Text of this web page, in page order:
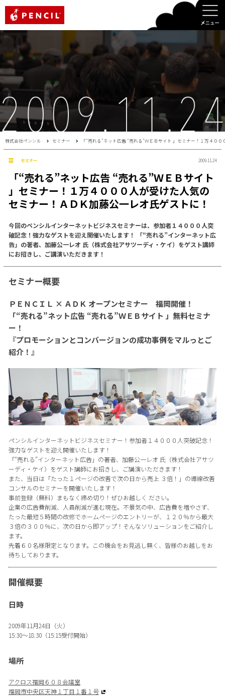
株式会社ペンシル セミナー 「“売れる”ネット広告 “売れる”ＷＥＢサイト 」セミナー！１万４０
セミナー 2009.11.24
「“売れる”ネット広告 “売れる”ＷＥＢサイト
」セミナー！１万４０００人が受けた人気の
セミナー！ＡＤＫ加藤公一レオ氏ゲストに！
今回のペンシルインターネットビジネスセミナーは、参加者１４０００人突
破記念！強力なゲストを迎え開催いたします！ 「“売れる”インターネット広
告」の著者、加藤公一レオ 氏（株式会社アサツーディ・ケイ）をゲスト講師
にお招きし、ご講演いただきます！
セミナー概要
ＰＥＮＣＩＬ × ＡＤＫ オープンセミナー 福岡開催！
「“売れる”ネット広告 “売れる”ＷＥＢサイト 」無料セミナ
ー！
『プロモーションとコンバージョンの成功事例をマルっとご
紹介！』
ペンシルインターネットビジネスセミナー！参加者１４０００人突破記念！
強力なゲストを迎え開催いたします！
「“売れる”インターネット広告」の著者、加藤公一レオ 氏（株式会社アサツ
ーディ・ケイ）をゲスト講師にお招きし、ご講演いただきます！
また、当日は「たった１ページの改善で次の日から売上 ３倍！」の導線改善
コンサルのセミナーを開催いたします！
事前登録（無料）まもなく締め切り！ぜひお越しく ださい。
企業の広告費削減、人員削減が進む現在。不景気の中、広告費を増やさず、
たった最短５時間の改修でホームページのエントリーが、１２０％から最大
３倍の３００％に、次の日から即アップ！そんなソリューションをご紹介し
ます。
先着６０名様限定となります。この機会をお見逃し無く、皆様のお越しをお
待ちしております。
開催概要
日時
2009年11月24日（火）
15:30〜18:30（15:15受付開始）
場所
アクロス福岡６０８会議室
福岡市中央区天神１丁目１番１号